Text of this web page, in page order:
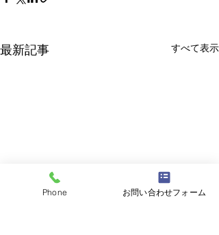
最新記事 すべて表示
Phone お問い合わせフォーム